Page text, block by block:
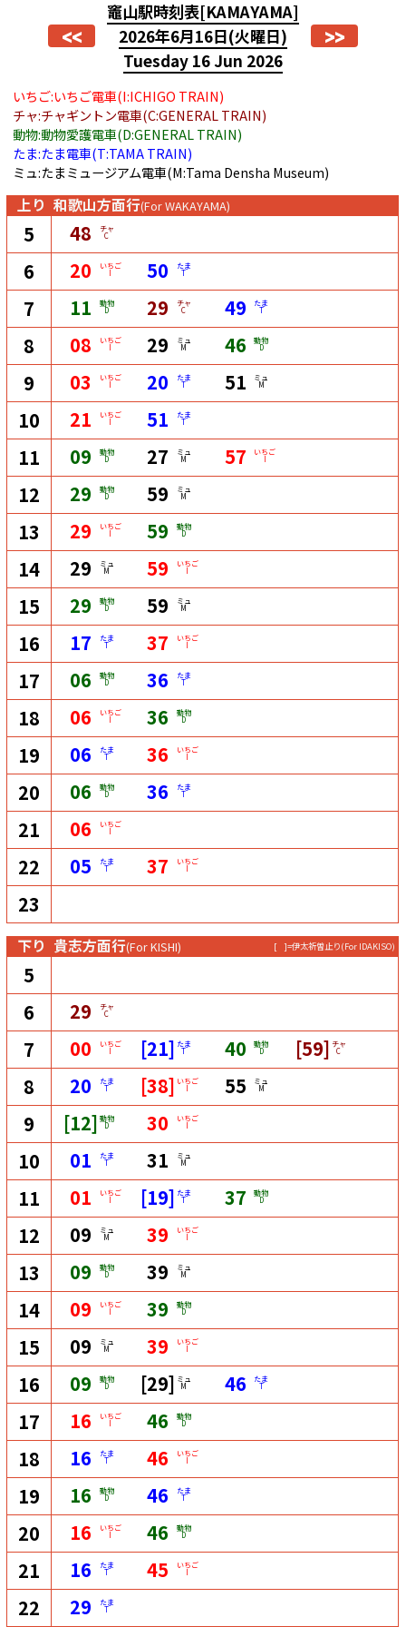
<<
竈山駅時刻表[KAMAYAMA]
2026年6月16日(火曜日)
Tuesday 16 Jun 2026
>>
いちご:いちご電車(I:ICHIGO TRAIN)
チャ:チャギントン電車(C:GENERAL TRAIN)
動物:動物愛護電車(D:GENERAL TRAIN)
たま:たま電車(T:TAMA TRAIN)
ミュ:たまミュージアム電車(M:Tama Densha Museum)
上り 和歌山方面行(For WAKAYAMA)
5 48 チャ
C
6 20 いちご
I 50 たま
T
7 11 動物
D 29 チャ
C 49 たま
T
8 08 いちご
I 29 ミュ
M 46 動物
D
9 03 いちご
I 20 たま
T 51 ミュ
M
10 21 いちご
I 51 たま
T
11 09 動物
D 27 ミュ
M 57 いちご
I
12 29 動物
D 59 ミュ
M
13 29 いちご
I 59 動物
D
14 29 ミュ
M 59 いちご
I
15 29 動物
D 59 ミュ
M
16 17 たま
T 37 いちご
I
17 06 動物
D 36 たま
T
18 06 いちご
I 36 動物
D
19 06 たま
T 36 いちご
I
20 06 動物
D 36 たま
T
21 06 いちご
I
22 05 たま
T 37 いちご
I
23
下り 貴志方面行(For KISHI) [ ]=伊太祈曽止り(For IDAKISO)
5
6
29 チャ
C
7 00 いちご
I [21] たま
T 40 動物
D [59] チャ
C
8 20 たま
T [38] いちご
I 55 ミュ
M
9 [12] 動物
D 30 いちご
I
10 01 たま
T 31 ミュ
M
11 01 いちご
I [19] たま
T 37 動物
D
12 09 ミュ
M 39 いちご
I
13 09 動物
D 39 ミュ
M
14 09 いちご
I 39 動物
D
15 09 ミュ
M 39 いちご
I
16 09 動物
D [29] ミュ
M 46 たま
T
17 16 いちご
I 46 動物
D
18 16 たま
T 46 いちご
I
19 16 動物
D 46 たま
T
20 16 いちご
I 46 動物
D
21 16 たま
T 45 いちご
I
22 29 たま
T